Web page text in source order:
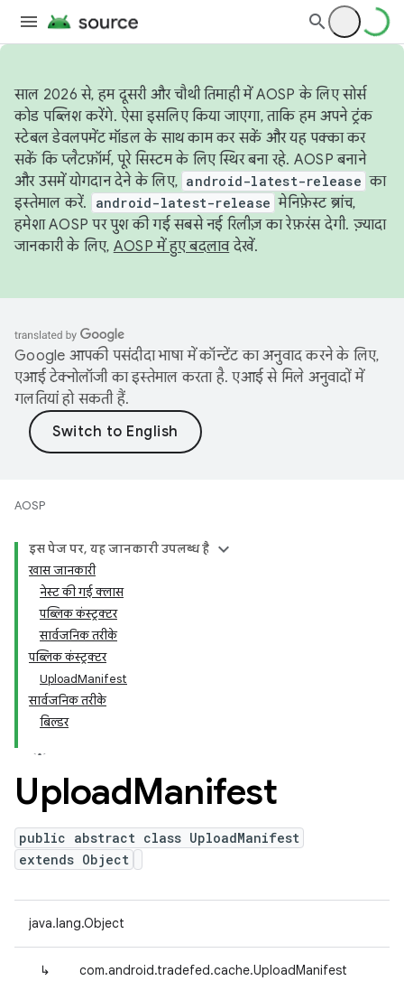
साल 2026 से, हम दूसरी और चौथी तिमाही में AOSP के लिए सोर्स
कोड पब्लिश करेंगे. ऐसा इसलिए किया जाएगा, ताकि हम अपने ट्रंक
स्टेबल डेवलपमेंट मॉडल के साथ काम कर सकें और यह पक्का कर
सकें कि प्लैटफ़ॉर्म, पूरे सिस्टम के लिए स्थिर बना रहे. AOSP बनाने
और उसमें योगदान देने के लिए, android-latest-release का
इस्तेमाल करें.
android-latest-release मेनिफ़ेस्ट ब्रांच,
हमेशा AOSP पर पुश की गई सबसे नई रिलीज़ का रेफ़रंस देगी. ज़्यादा
जानकारी के लिए, AOSP में हुए बदलावदेखें.
Google आपकी पसंदीदा भाषा में कॉन्टेंट का अनुवाद करने के लिए,
एआई टेक्नोलॉजी का इस्तेमाल करता है. एआई से मिले अनुवादों में
गलतियां हो सकती हैं.
AOSP
इस पेज पर, यह जानकारी उपलब्ध है
खास जानकारी
नेस्ट की गई क्लास
पब्लिक कंस्ट्रक्टर
सार्वजनिक तरीके
पब्लिक कंस्ट्रक्टर
UploadManifest
सार्वजनिक तरीके
बिल्डर
UploadManifest
public abstract class UploadManifest
extends Object
java.lang.Object
↳ com.android.tradefed.cache.UploadManifest